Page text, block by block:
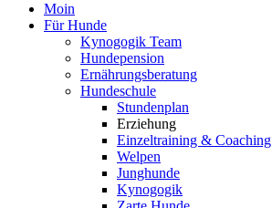
Moin
Für Hunde
Kynogogik Team
Hundepension
Ernährungsberatung
Hundeschule
Stundenplan
Erziehung
Einzeltraining & Coaching
Welpen
Junghunde
Kynogogik